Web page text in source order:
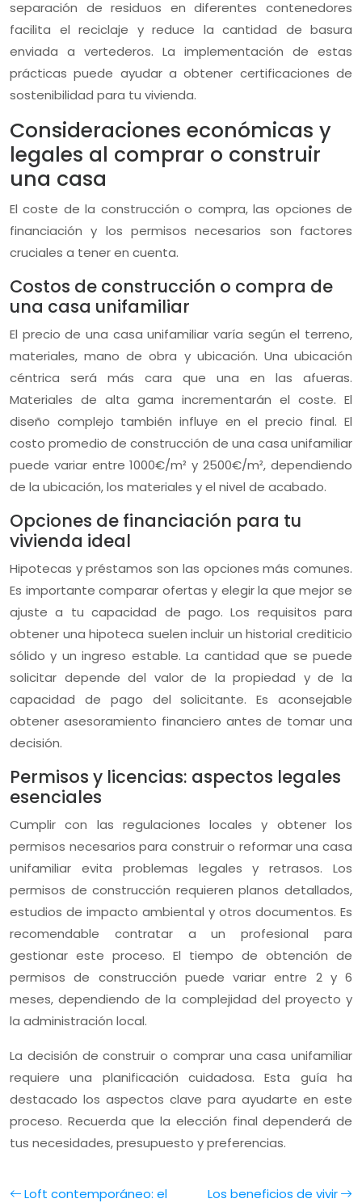
separación de residuos en diferentes contenedores
facilita el reciclaje y reduce la cantidad de basura
enviada a vertederos. La implementación de estas
prácticas puede ayudar a obtener certificaciones de
sostenibilidad para tu vivienda.
Consideraciones económicas y
legales al comprar o construir
una casa
El coste de la construcción o compra, las opciones de
financiación y los permisos necesarios son factores
cruciales a tener en cuenta.
Costos de construcción o compra de
una casa unifamiliar
El precio de una casa unifamiliar varía según el terreno,
materiales, mano de obra y ubicación. Una ubicación
céntrica será más cara que una en las afueras.
Materiales de alta gama incrementarán el coste. El
diseño complejo también influye en el precio final. El
costo promedio de construcción de una casa unifamiliar
puede variar entre 1000€/m² y 2500€/m², dependiendo
de la ubicación, los materiales y el nivel de acabado.
Opciones de financiación para tu
vivienda ideal
Hipotecas y préstamos son las opciones más comunes.
Es importante comparar ofertas y elegir la que mejor se
ajuste a tu capacidad de pago. Los requisitos para
obtener una hipoteca suelen incluir un historial crediticio
sólido y un ingreso estable. La cantidad que se puede
solicitar depende del valor de la propiedad y de la
capacidad de pago del solicitante. Es aconsejable
obtener asesoramiento financiero antes de tomar una
decisión.
Permisos y licencias: aspectos legales
esenciales
Cumplir con las regulaciones locales y obtener los
permisos necesarios para construir o reformar una casa
unifamiliar evita problemas legales y retrasos. Los
permisos de construcción requieren planos detallados,
estudios de impacto ambiental y otros documentos. Es
recomendable contratar a un profesional para
gestionar este proceso. El tiempo de obtención de
permisos de construcción puede variar entre 2 y 6
meses, dependiendo de la complejidad del proyecto y
la administración local.
La decisión de construir o comprar una casa unifamiliar
requiere una planificación cuidadosa. Esta guía ha
destacado los aspectos clave para ayudarte en este
proceso. Recuerda que la elección final dependerá de
tus necesidades, presupuesto y preferencias.
Loft contemporáneo: el
Los beneficios de vivir